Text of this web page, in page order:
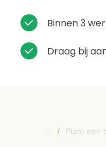
Binnen 3
Draag bij
/ Plant een